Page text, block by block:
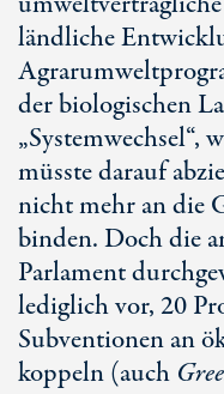
ländliche
der biologischen
müsste darauf
nicht mehr an die
binden. Doch die
Parlament
lediglich vor, 20
Subventionen an
koppeln (auch